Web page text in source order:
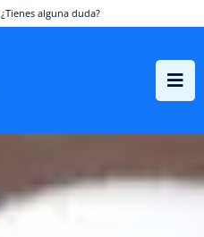
¿Tienes alguna duda?